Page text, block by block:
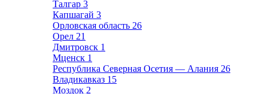
Талгар 3
Капшагай 3
Орловская область 26
Орел 21
Дмитровск 1
Мценск 1
Республика Северная Осетия — Алания 26
Владикавказ 15
Моздок 2